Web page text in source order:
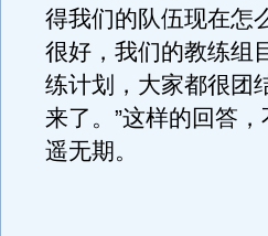
得我们的队伍现在怎
很好，我们的教练组
练计划，大家都很团
来了。”这样的回答
遥无期。